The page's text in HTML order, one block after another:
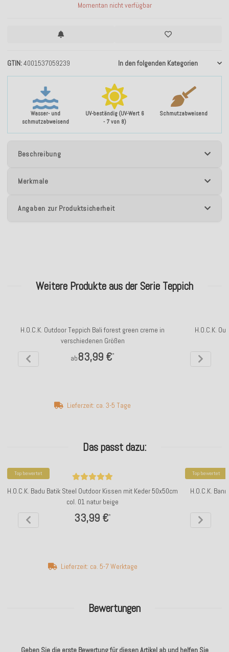
Wasser- und
schmutzabweisend
UV-beständig (UV-Wert 6
- 7 von 8)
Schmutzabweisend
GTIN 4001537059239 In den folgenden Kategorien
Momentan nicht verfügbar
Beschreibung
Merkmale
Angaben zur Produktsicherheit
Bewertungen
Geben Sie die erste Bewertung für diesen Artikel ab und helfen Sie
Weitere Produkte aus der Serie Teppich
H.O.C.K. Outdoor Teppich Bali forest green creme in
verschiedenen Größen
ab83,99 €*
Lieferzeit: ca. 3-5 Tage
H.O.C.K.
Das passt dazu:
Top bewertet
H.O.C.K. Badu Batik Steel Outdoor Kissen mit Keder 50x50cm
col. 01 natur beige
33,99 €*
Lieferzeit: ca. 5-7 Werktage
Top bewertet
H.O.C.K.